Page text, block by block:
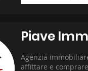
Piave
Agenzia
affittare e